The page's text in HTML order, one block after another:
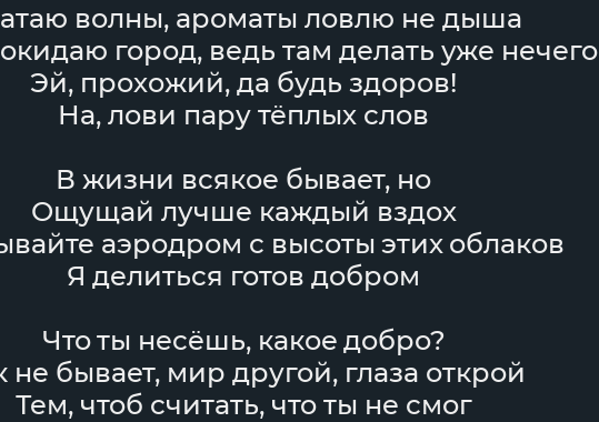
волны, ароматы ловлю не дыша
город, ведь там делать уже нечего
Эй, прохожий, да будь здоров!
На, лови пару тёплых слов
В жизни всякое бывает, но
Ощущай лучше каждый вздох
аэродром с высоты этих облаков
Я делиться готов добром
Что ты несёшь, какое добро?
не бывает, мир другой, глаза открой
Тем, чтоб считать, что ты не смог